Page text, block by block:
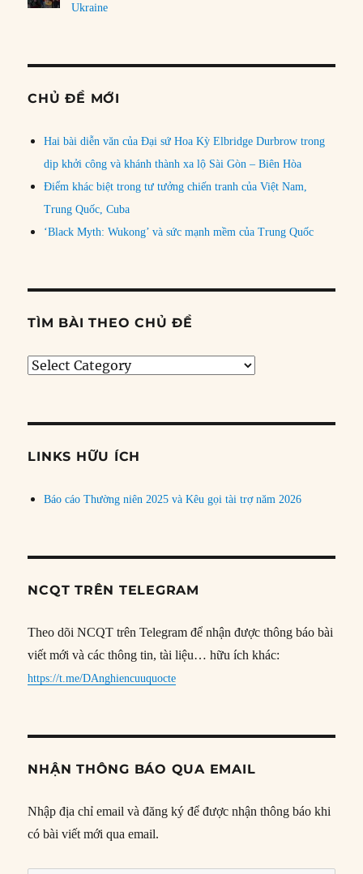
Ukraine
CHỦ ĐỀ MỚI
Hai bài diễn văn của Đại sứ Hoa Kỳ Elbridge Durbrow trong
dịp khởi công và khánh thành xa lộ Sài Gòn – Biên Hòa
Điểm khác biệt trong tư tưởng chiến tranh của Việt Nam,
Trung Quốc, Cuba
‘Black Myth: Wukong’ và sức mạnh mềm của Trung Quốc
TÌM BÀI THEO CHỦ ĐỀ
Tìm
đề
LINKS HỮU ÍCH
Báo cáo Thường niên 2025 và Kêu gọi tài trợ năm 2026
NCQT TRÊN TELEGRAM
Theo dõi NCQT trên Telegram để nhận được thông báo bài
viết mới và các thông tin, tài liệu… hữu ích khác:
https://t.me/DAnghiencuuquocte
NHẬN THÔNG BÁO QUA EMAIL
Nhập địa chỉ email và đăng ký để được nhận thông báo khi
có bài viết mới qua email.